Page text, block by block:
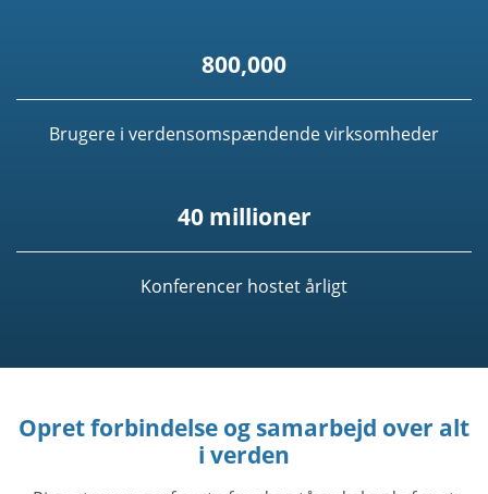
800,000
Brugere i verdensomspændende virksomheder
40 millioner
Konferencer hostet årligt
Opret forbindelse og samarbejd over alt
i verden